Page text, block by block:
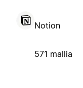
Notion
571 mallia